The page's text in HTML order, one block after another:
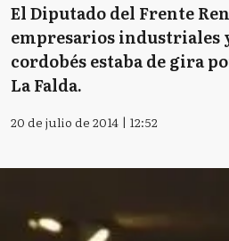
El Diputado del Frente
empresarios industriales
cordobés estaba de gira
La Falda.
20 de julio de 2014 | 12:52